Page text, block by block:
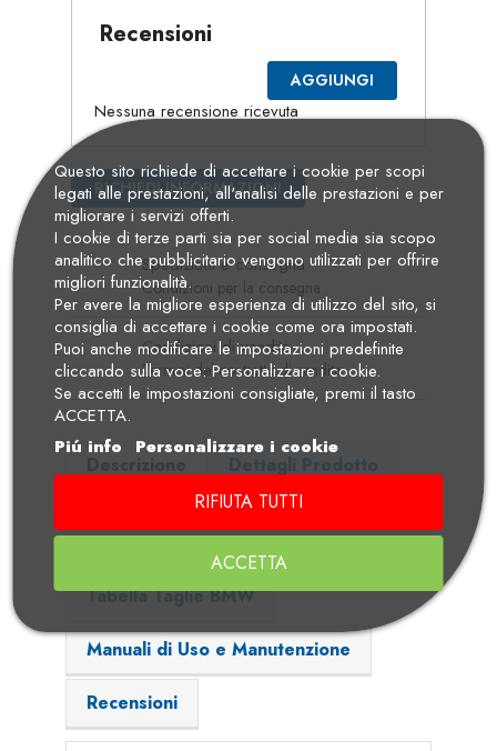
Recensioni
AGGIUNGI
Nessuna recensione ricevuta
RICHIEDI INFORMAZIONI
Spedizioni e consegna
Condizioni per la consegna
Condizioni di vendita
Termini del contratto di vendita
Dettagli Prodotto
Gear
Tabella Taglie BMW
Manuali di Uso e Manutenzione
Recensioni
Questo sito richiede di accettare i cookie per scopi
legati alle prestazioni, all'analisi delle prestazioni e per
migliorare i servizi offerti.
I cookie di terze parti sia per social media sia scopo
analitico che pubblicitario vengono utilizzati per offrire
migliori funzionalità.
Per avere la migliore esperienza di utilizzo del sito, si
consiglia di accettare i cookie come ora impostati.
Puoi anche modificare le impostazioni predefinite
cliccando sulla voce: Personalizzare i cookie.
Se accetti le impostazioni consigliate, premi il tasto
ACCETTA.
Piú info
Personalizzare i cookie
RIFIUTA TUTTI
ACCETTA